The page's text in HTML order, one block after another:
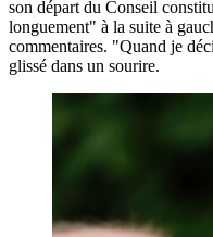
son départ du Conseil
longuement" à la suite à
commentaires. "Quand je
glissé dans un sourire.